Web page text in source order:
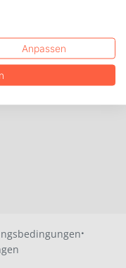
·
Anpassen